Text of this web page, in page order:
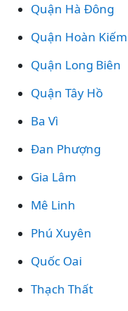
Quận Hà Đông
Quận Hoàn Kiếm
Quận Long Biên
Quận Tây Hồ
Ba Vì
Đan Phượng
Gia Lâm
Mê Linh
Phú Xuyên
Quốc Oai
Thạch Thất